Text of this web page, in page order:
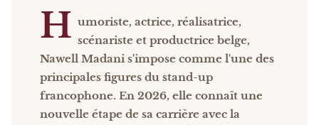
H umoriste, actrice, réalisatrice,
scénariste et productrice belge,
Nawell Madani s'impose comme l'une des
principales figures du stand-up
francophone. En 2026, elle connaît une
nouvelle étape de sa carrière avec la